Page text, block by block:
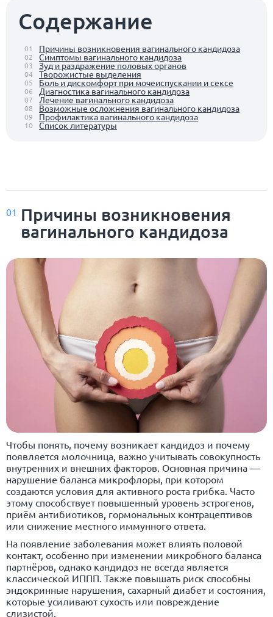
Содержание
01 Причины возникновения вагинального кандидоза
02 Симптомы вагинального кандидоза
03 Зуд и раздражение половых органов
04 Творожистые выделения
05 Боль и дискомфорт при мочеиспускании и сексе
06 Диагностика вагинального кандидоза
07 Лечение вагинального кандидоза
08 Возможные осложнения вагинального кандидоза
09 Профилактика вагинального кандидоза
10 Список литературы
01 Причины возникновения
вагинального кандидоза
Чтобы понять, почему возникает кандидоз и почему
появляется молочница, важно учитывать совокупность
внутренних и внешних факторов. Основная причина —
нарушение баланса микрофлоры, при котором
создаются условия для активного роста грибка. Часто
этому способствует повышенный уровень эстрогенов,
приём антибиотиков, гормональных контрацептивов
или снижение местного иммунного ответа.
На появление заболевания может влиять половой
контакт, особенно при изменении микробного баланса
партнёров, однако кандидоз не всегда является
классической ИППП. Также повышать риск способны
эндокринные нарушения, сахарный диабет и состояния,
которые усиливают сухость или повреждение
слизистой.